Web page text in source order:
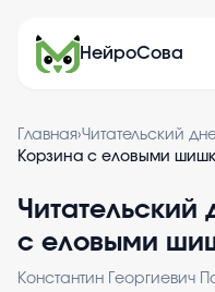
НейроСова
Главная›Читательский
Корзина с еловыми
Читательский
с еловыми
Константин Георгиевич